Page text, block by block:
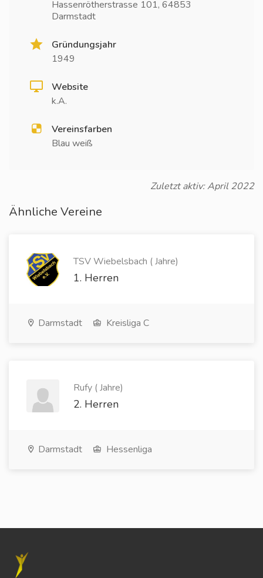
Hassenrötherstrasse 101, 64853
Darmstadt
Gründungsjahr
1949
Website
k.A.
Vereinsfarben
Blau weiß
Zuletzt aktiv: April 2022
Ähnliche Vereine
TSV Wiebelsbach ( Jahre)
1. Herren
Darmstadt Kreisliga C
Rufy ( Jahre)
2. Herren
Darmstadt Hessenliga